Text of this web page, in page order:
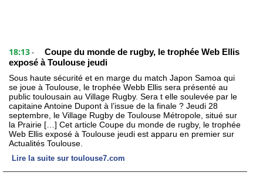
18:13 -
Coupe du monde de rugby, le trophée Web Ellis
exposé à Toulouse jeudi
Sous haute sécurité et en marge du match Japon Samoa qui
se joue à Toulouse, le trophée Webb Ellis sera présenté au
public toulousain au Village Rugby. Sera t elle soulevée par le
capitaine Antoine Dupont à l’issue de la finale ? Jeudi 28
septembre, le Village Rugby de Toulouse Métropole, situé sur
la Prairie […] Cet article Coupe du monde de rugby, le trophée
Web Ellis exposé à Toulouse jeudi est apparu en premier sur
Actualités Toulouse.
Lire la suite sur toulouse7.com